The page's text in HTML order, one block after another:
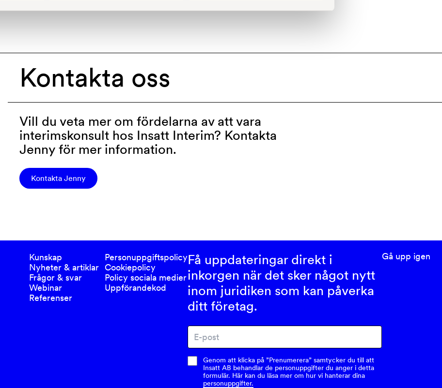
Kontakta oss
Vill du veta mer om fördelarna av att vara
interimskonsult hos Insatt Interim? Kontakta
Jenny för mer information.
Kontakta Jenny
Kunskap
Nyheter & artiklar
Frågor & svar
Webinar
Referenser
Personuppgiftspolicy
Cookiepolicy
Policy sociala medier
Uppförandekod
Få uppdateringar direkt i
inkorgen när det sker något nytt
inom juridiken som kan påverka
ditt företag.
Genom att klicka på ”Prenumerera” samtycker du till att
Insatt AB behandlar de personuppgifter du anger i detta
formulär. Här kan du läsa mer om hur vi hanterar dina
personuppgifter.
Gå upp igen